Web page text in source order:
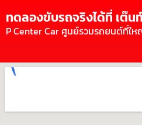
ทดลองขับรถจริงได้ที่ เต๊
P Center Car ศูนย์รวมรถยนต์ที่